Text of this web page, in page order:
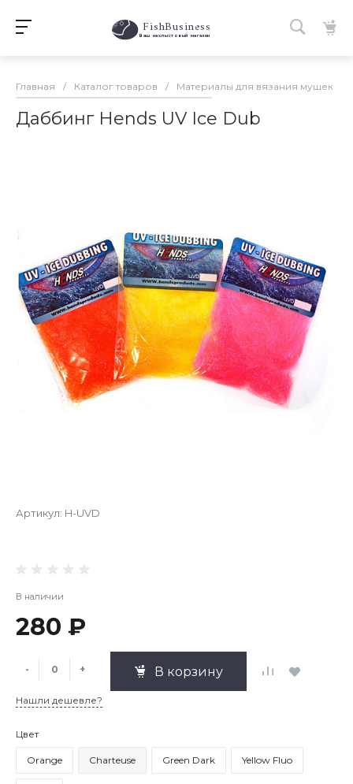
FishBusiness
Ваш нахлыстовый магазин
Главная / Каталог товаров / Материалы для вязания мушек
Даббинг Hends UV Ice Dub
Артикул: H-UVD
В наличии
280 ₽
- + В корзину
Нашли дешевле?
Цвет
Orange Charteuse Green Dark Yellow Fluo